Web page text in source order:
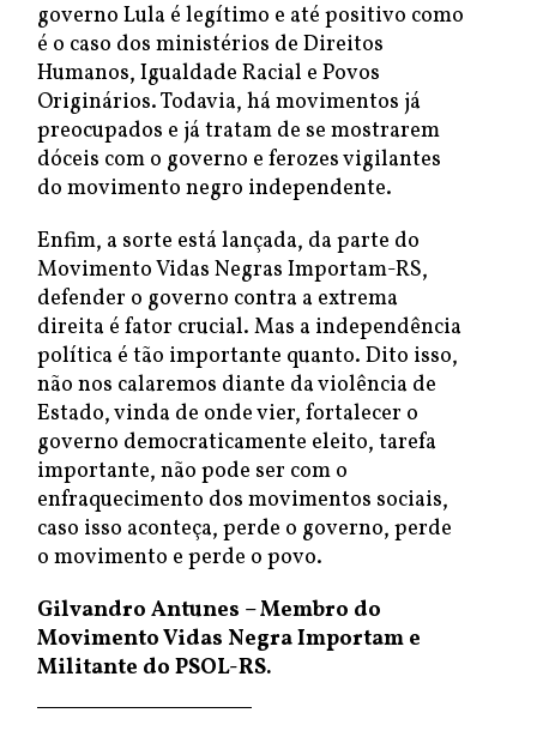
governo Lula é legítimo e até positivo como
é o caso dos ministérios de Direitos
Humanos, Igualdade Racial e Povos
Originários. Todavia, há movimentos já
preocupados e já tratam de se mostrarem
dóceis com o governo e ferozes vigilantes
do movimento negro independente.
Enfim, a sorte está lançada, da parte do
Movimento Vidas Negras Importam-RS,
defender o governo contra a extrema
direita é fator crucial. Mas a independência
política é tão importante quanto. Dito isso,
não nos calaremos diante da violência de
Estado, vinda de onde vier, fortalecer o
governo democraticamente eleito, tarefa
importante, não pode ser com o
enfraquecimento dos movimentos sociais,
caso isso aconteça, perde o governo, perde
o movimento e perde o povo.
Gilvandro Antunes – Membro do
Movimento Vidas Negra Importam e
Militante do PSOL-RS.